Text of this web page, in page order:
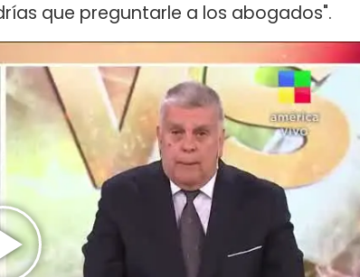
que preguntarle a los abogados".